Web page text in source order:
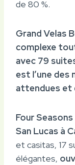
de 80 %.
Grand Velas
complexe
avec 79
est l’une
attendues et
Four
San Lucas à
et casitas, 17
élégantes,